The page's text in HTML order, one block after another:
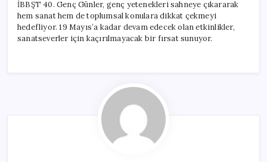
İBBŞT 40. Genç Günler, genç yetenekleri sahneye çıkararak
hem sanat hem de toplumsal konulara dikkat çekmeyi
hedefliyor. 19 Mayıs’a kadar devam edecek olan etkinlikler,
sanatseverler için kaçırılmayacak bir fırsat sunuyor.